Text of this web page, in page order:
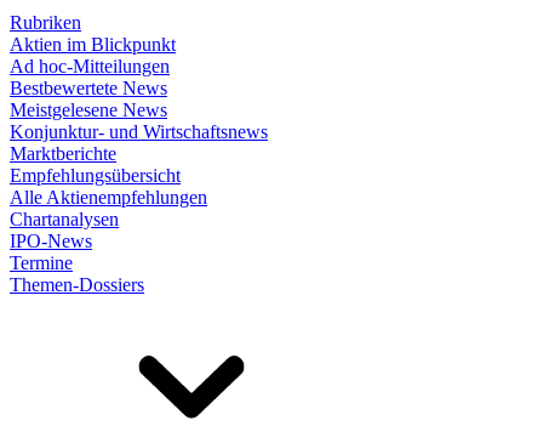
Rubriken
Aktien im Blickpunkt
Ad hoc-Mitteilungen
Bestbewertete News
Meistgelesene News
Konjunktur- und Wirtschaftsnews
Marktberichte
Empfehlungsübersicht
Alle Aktienempfehlungen
Chartanalysen
IPO-News
Termine
Themen-Dossiers